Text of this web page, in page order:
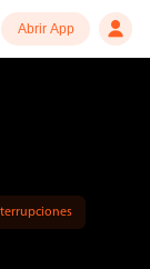
Abrir App